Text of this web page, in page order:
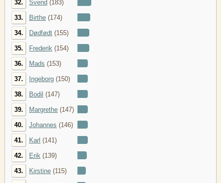
32. Svend (183)
33. Birthe (174)
34. Dødfødt (155)
35. Frederik (154)
36. Mads (153)
37. Ingeborg (150)
38. Bodil (147)
39. Margrethe (147)
40. Johannes (146)
41. Karl (141)
42. Erik (139)
43. Kirstine (115)